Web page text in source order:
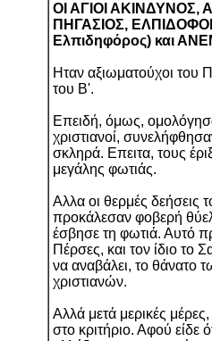
ΟΙ ΑΓΙΟΙ ΑΚΙΝΔΥΝΟΣ,
ΠΗΓΑΣΙΟΣ,
Eλπιδηφόρος) και
Ηταν αξιωματούχοι του
του Β'.
Επειδή, όμως,
χριστιανοί,
σκληρά. Επειτα, τους
μεγάλης φωτιάς.
Αλλα οι θερμές δεήσεις
προκάλεσαν φοβερή
έσβησε τη φωτιά. Αυτό
Πέρσες, και τον ίδιο το
να αναβάλει, το θάνατο
χριστιανών.
Αλλά μετά μερικές
στο κριτήριο. Αφού είδε